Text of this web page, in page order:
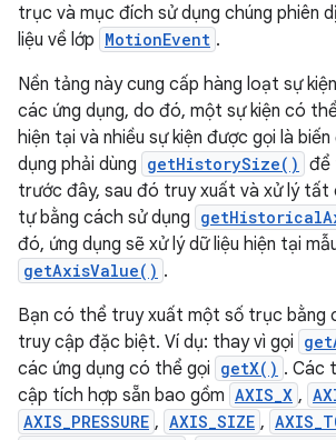
trục và mục đích sử dụng chúng phiên
liệu về lớp MotionEvent .
Nền tảng này cung cấp hàng loạt sự
các ứng dụng, do đó, một sự kiện có
hiện tại và nhiều sự kiện được gọi là
dụng phải dùng getHistorySize() để
trước đây, sau đó truy xuất và xử lý
tự bằng cách sử dụng
đó, ứng dụng sẽ xử lý dữ liệu hiện tại
getAxisValue() .
Bạn có thể truy xuất một số trục bằng
truy cập đặc biệt. Ví dụ: thay vì gọi
các ứng dụng có thể gọi getX() . Các
cập tích hợp sẵn bao gồm AXIS_X ,
AXIS_PRESSURE , AXIS_SIZE ,